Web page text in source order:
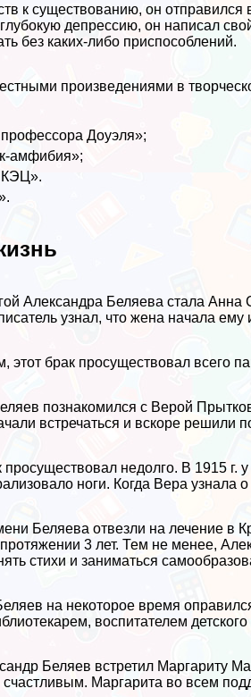
к существованию, он
депрессию, он написал
без каких-либо приспособлений.
произведениями в
Доуэля»;
амфибия»;
КЭЦ».
Александра Беляева стала Анна
узнал, что жена начала
этот бpaк просуществовал всего
познакомился с Верой
встречаться и вскоре решили
просуществовал недолго. В 1915 г.
ноги. Когда Вера узнала
Беляева отвезли на лечение в
3 лет. Тем не менее,
стихи и заниматься
на некоторое время
воспитателем
Беляев встретил Маргариту
счастливым. Маргарита во всем